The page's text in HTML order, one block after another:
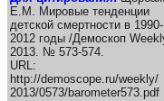
Е.М. Мировые тенденции
детской смертности в 1990-
2012 годы /Демоскоп
2013. № 573-574.
URL:
http://demoscope.ru/weekly/
2013/0573/barometer573.pdf